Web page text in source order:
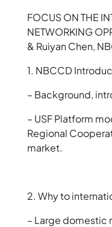
FOCUS ON THE
NETWORKING
& Ruiyan Chen,
1. NBCCD
– Background,
– USF Platform
Regional
market.
2. Why to
– Large domestic